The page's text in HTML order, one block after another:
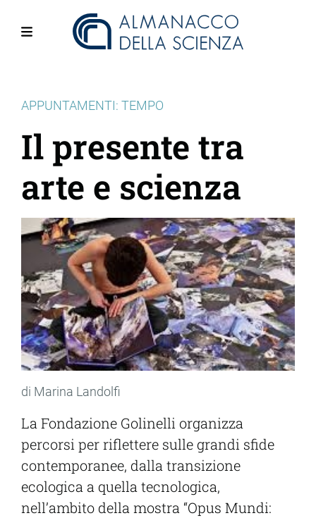
APPUNTAMENTI: TEMPO
Il presente tra
arte e scienza
di Marina Landolfi
La Fondazione Golinelli organizza
percorsi per riflettere sulle grandi sfide
contemporanee, dalla transizione
ecologica a quella tecnologica,
nell’ambito della mostra “Opus Mundi: